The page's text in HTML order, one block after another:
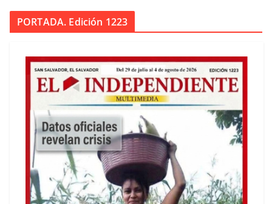
PORTADA. Edición 1223